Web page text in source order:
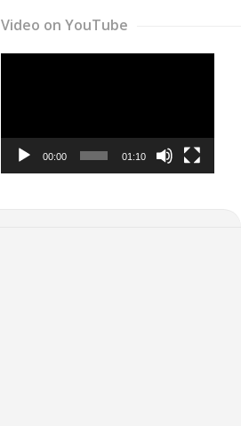
Video on YouTube
00:00 01:10